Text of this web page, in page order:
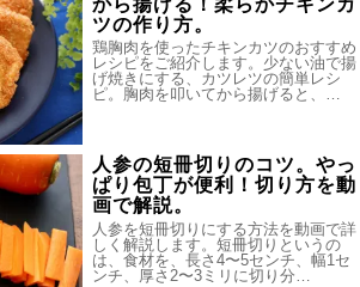
ツの作り方。
鶏胸肉を使ったチキンカツのおすすめ
レシピをご紹介します。少ない油で揚
げ焼きにする、カツレツの簡単レシ
ピ。胸肉を叩いてから揚げると、…
人参の短冊切りのコツ。やっ
ぱり包丁が便利！切り方を動
画で解説。
人参を短冊切りにする方法を動画で詳
しく解説します。短冊切りというの
は、食材を、長さ4〜5センチ、幅1セ
ンチ、厚さ2〜3ミリに切り分…